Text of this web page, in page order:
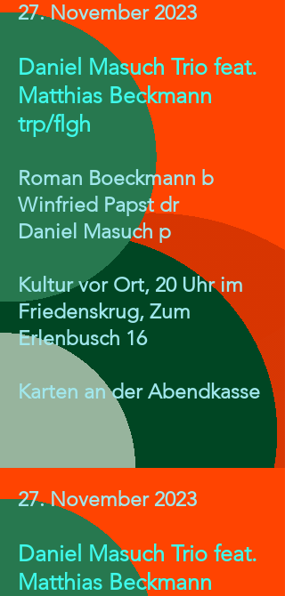
27. November 2023
Daniel Masuch Trio feat.
Matthias Beckmann
trp/flgh
Roman Boeckmann b
Winfried Papst dr
Daniel Masuch p
Kultur vor Ort, 20 Uhr im
Friedenskrug, Zum
Erlenbusch 16
Karten an der Abendkasse
27. November 2023
Daniel Masuch Trio feat.
Matthias Beckmann